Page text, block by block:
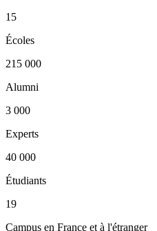
15
Écoles
215 000
Alumni
3 000
Experts
40 000
Étudiants
19
Campus en France et à l'étranger